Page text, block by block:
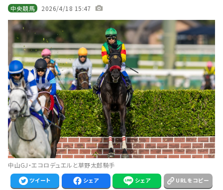
中央競馬 2026/4/18 15:47
中山GJ・エコロデュエルと草野太郎騎手
ツイート シェア シェア URLをコピー